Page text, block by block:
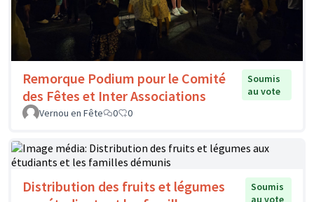
Remorque Podium pour le Comité
des Fêtes et Inter Associations
Soumis
au vote
Vernou en Fête
0 0
Distribution des fruits et légumes
Soumis
au vote